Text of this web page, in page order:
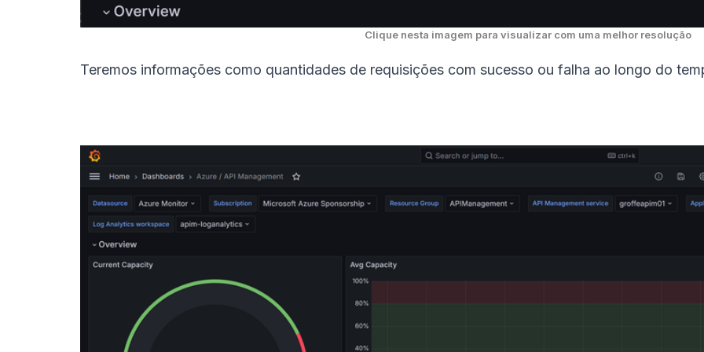
Clique nesta imagem para visualizar com uma melhor resolução
Teremos informações como quantidades de requisições com sucesso ou falha ao longo do